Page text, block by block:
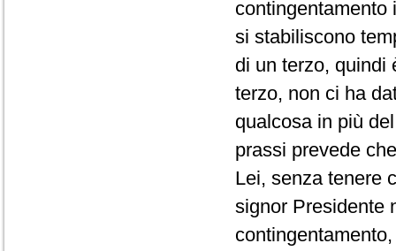
contingentamento
si stabiliscono
di un terzo, quindi
terzo, non ci ha
qualcosa in più
prassi prevede
Lei, senza tenere
signor Presidente